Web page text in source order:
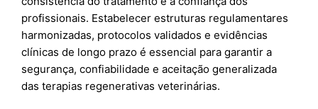
profissionais. Estabelecer estruturas regulamentares
harmonizadas, protocolos validados e evidências
clínicas de longo prazo é essencial para garantir a
segurança, confiabilidade e aceitação generalizada
das terapias regenerativas veterinárias.